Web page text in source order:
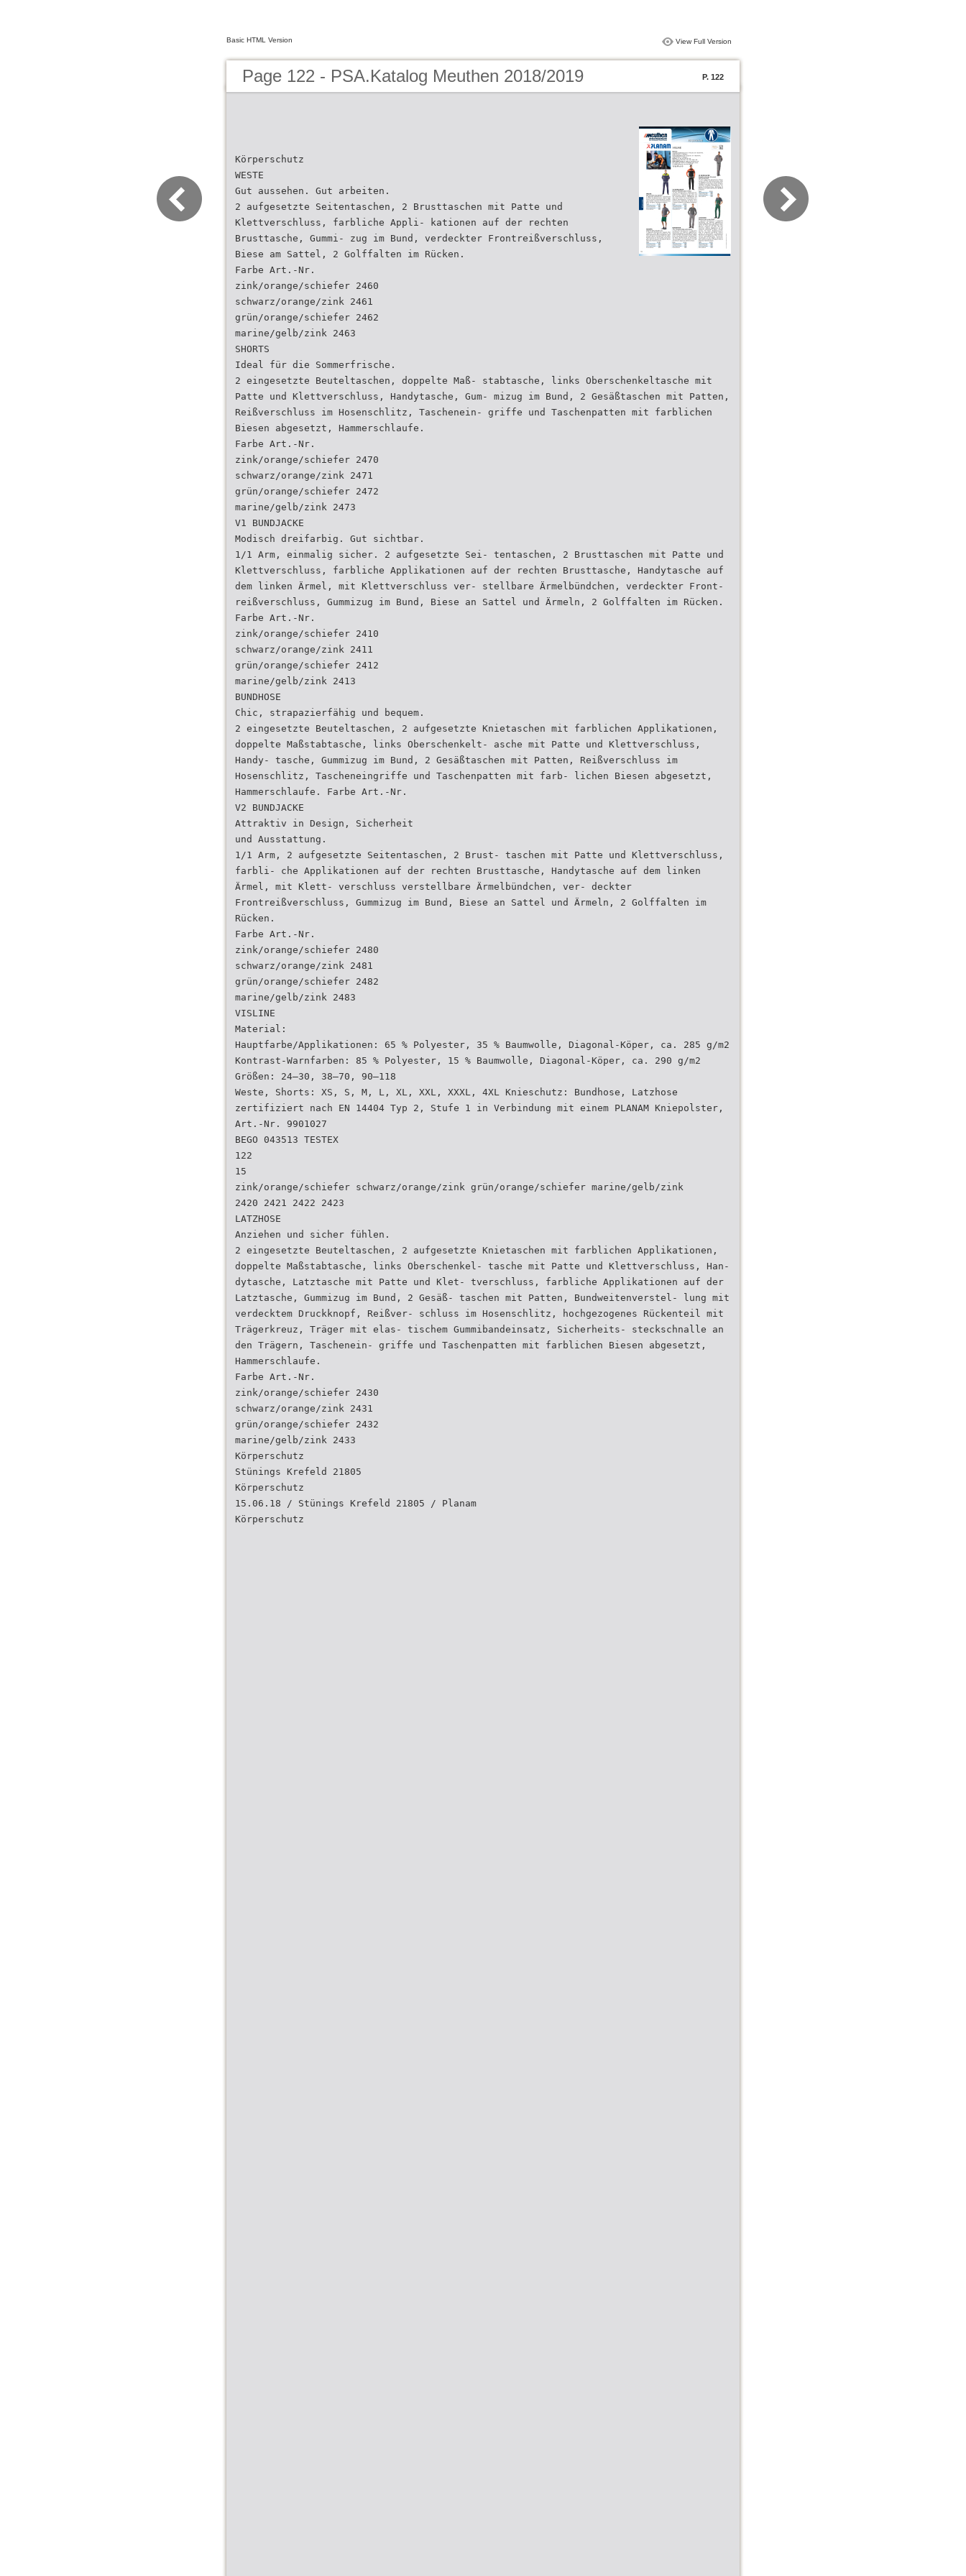
Basic HTML Version View Full Version
Page 122 - PSA.Katalog Meuthen 2018/2019 P. 122
Körperschutz
WESTE
Gut aussehen. Gut arbeiten.
2 aufgesetzte Seitentaschen, 2 Brusttaschen mit Patte und
Klettverschluss, farbliche Appli- kationen auf der rechten
Brusttasche, Gummi- zug im Bund, verdeckter Frontreißverschluss,
Biese am Sattel, 2 Golffalten im Rücken.
Farbe Art.-Nr.
zink/orange/schiefer 2460
schwarz/orange/zink 2461
grün/orange/schiefer 2462
marine/gelb/zink 2463
SHORTS
Ideal für die Sommerfrische.
2 eingesetzte Beuteltaschen, doppelte Maß- stabtasche, links Oberschenkeltasche mit
Patte und Klettverschluss, Handytasche, Gum- mizug im Bund, 2 Gesäßtaschen mit Patten,
Reißverschluss im Hosenschlitz, Taschenein- griffe und Taschenpatten mit farblichen
Biesen abgesetzt, Hammerschlaufe.
Farbe Art.-Nr.
zink/orange/schiefer 2470
schwarz/orange/zink 2471
grün/orange/schiefer 2472
marine/gelb/zink 2473
V1 BUNDJACKE
Modisch dreifarbig. Gut sichtbar.
1/1 Arm, einmalig sicher. 2 aufgesetzte Sei- tentaschen, 2 Brusttaschen mit Patte und
Klettverschluss, farbliche Applikationen auf der rechten Brusttasche, Handytasche auf
dem linken Ärmel, mit Klettverschluss ver- stellbare Ärmelbündchen, verdeckter Front-
reißverschluss, Gummizug im Bund, Biese an Sattel und Ärmeln, 2 Golffalten im Rücken.
Farbe Art.-Nr.
zink/orange/schiefer 2410
schwarz/orange/zink 2411
grün/orange/schiefer 2412
marine/gelb/zink 2413
BUNDHOSE
Chic, strapazierfähig und bequem.
2 eingesetzte Beuteltaschen, 2 aufgesetzte Knietaschen mit farblichen Applikationen,
doppelte Maßstabtasche, links Oberschenkelt- asche mit Patte und Klettverschluss,
Handy- tasche, Gummizug im Bund, 2 Gesäßtaschen mit Patten, Reißverschluss im
Hosenschlitz, Tascheneingriffe und Taschenpatten mit farb- lichen Biesen abgesetzt,
Hammerschlaufe. Farbe Art.-Nr.
V2 BUNDJACKE
Attraktiv in Design, Sicherheit
und Ausstattung.
1/1 Arm, 2 aufgesetzte Seitentaschen, 2 Brust- taschen mit Patte und Klettverschluss,
farbli- che Applikationen auf der rechten Brusttasche, Handytasche auf dem linken
Ärmel, mit Klett- verschluss verstellbare Ärmelbündchen, ver- deckter
Frontreißverschluss, Gummizug im Bund, Biese an Sattel und Ärmeln, 2 Golffalten im
Rücken.
Farbe Art.-Nr.
zink/orange/schiefer 2480
schwarz/orange/zink 2481
grün/orange/schiefer 2482
marine/gelb/zink 2483
VISLINE
Material:
Hauptfarbe/Applikationen: 65 % Polyester, 35 % Baumwolle, Diagonal-Köper, ca. 285 g/m2
Kontrast-Warnfarben: 85 % Polyester, 15 % Baumwolle, Diagonal-Köper, ca. 290 g/m2
Größen: 24–30, 38–70, 90–118
Weste, Shorts: XS, S, M, L, XL, XXL, XXXL, 4XL Knieschutz: Bundhose, Latzhose
zertifiziert nach EN 14404 Typ 2, Stufe 1 in Verbindung mit einem PLANAM Kniepolster,
Art.-Nr. 9901027
BEGO 043513 TESTEX
122
15
zink/orange/schiefer schwarz/orange/zink grün/orange/schiefer marine/gelb/zink
2420 2421 2422 2423
LATZHOSE
Anziehen und sicher fühlen.
2 eingesetzte Beuteltaschen, 2 aufgesetzte Knietaschen mit farblichen Applikationen,
doppelte Maßstabtasche, links Oberschenkel- tasche mit Patte und Klettverschluss, Han-
dytasche, Latztasche mit Patte und Klet- tverschluss, farbliche Applikationen auf der
Latztasche, Gummizug im Bund, 2 Gesäß- taschen mit Patten, Bundweitenverstel- lung mit
verdecktem Druckknopf, Reißver- schluss im Hosenschlitz, hochgezogenes Rückenteil mit
Trägerkreuz, Träger mit elas- tischem Gummibandeinsatz, Sicherheits- steckschnalle an
den Trägern, Taschenein- griffe und Taschenpatten mit farblichen Biesen abgesetzt,
Hammerschlaufe.
Farbe Art.-Nr.
zink/orange/schiefer 2430
schwarz/orange/zink 2431
grün/orange/schiefer 2432
marine/gelb/zink 2433
Körperschutz
Stünings Krefeld 21805
Körperschutz
15.06.18 / Stünings Krefeld 21805 / Planam
Körperschutz